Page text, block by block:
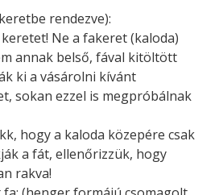
rendezve):
Ne a fakeret (kaloda)
annak belső, fával kitöltött
ki a vásárolni kívánt
sokan ezzel is megpróbálnak
hogy a kaloda közepére csak
a fát, ellenőrizzük, hogy
rakva!